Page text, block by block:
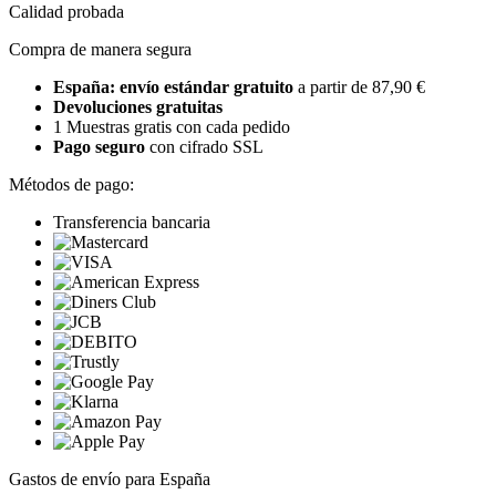
Calidad probada
Compra de manera segura
España: envío estándar gratuito a partir de 87,90 €
Devoluciones gratuitas
1 Muestras gratis con cada pedido
Pago seguro con cifrado SSL
Métodos de pago:
Transferencia bancaria
Gastos de envío para España